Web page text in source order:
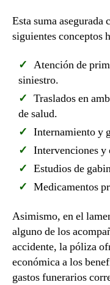
Esta suma asegurada
siguientes conceptos
Atención de
siniestro.
Traslados en
de salud.
Internamiento y
Intervenciones y
Estudios de
Medicamentos
Asimismo, en el
alguno de los
accidente, la póliza
económica a los
gastos funerarios